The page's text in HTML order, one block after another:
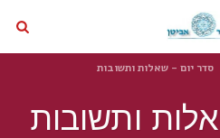
סדר יום - שאלות ותשובות
ותשובות